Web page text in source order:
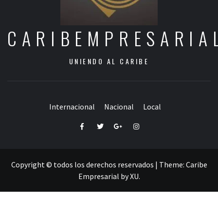
UNIENDO AL CARIBE
Internacional Nacional Local
FacebookTwitterGoogle+Instagram
Copyright © todos los derechos reservados | Theme: Caribe
Empresarial byXU.